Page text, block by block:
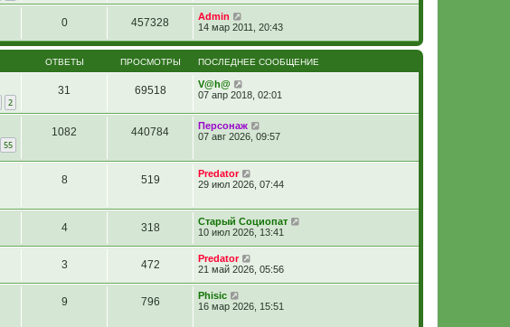
0 457328
Admin
14 мар 2011, 20:43
ОТВЕТЫ ПРОСМОТРЫ ПОСЛЕДНЕЕ СООБЩЕНИЕ
2
31 69518
V@h@
07 апр 2018, 02:01
55
1082 440784
Персонаж
07 авг 2026, 09:57
8 519
Predator
29 июл 2026, 07:44
4 318
Старый Социопат
10 июл 2026, 13:41
3 472
Predator
21 май 2026, 05:56
9 796
Phisic
16 мар 2026, 15:51